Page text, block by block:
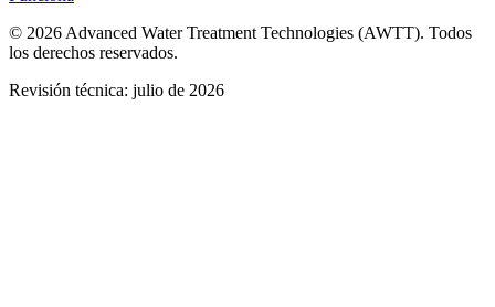
© 2026 Advanced Water Treatment Technologies (AWTT). Todos
los derechos reservados.
Revisión técnica: julio de 2026